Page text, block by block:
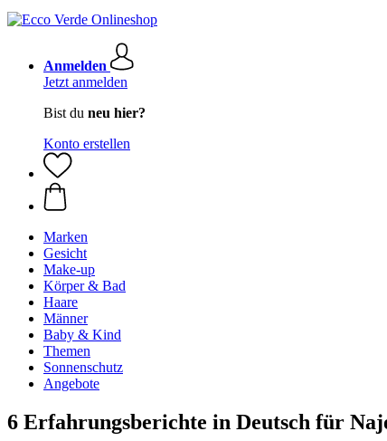
Anmelden
Jetzt anmelden
Bist du neu hier?
Konto erstellen
Marken
Gesicht
Make-up
Körper & Bad
Haare
Männer
Baby & Kind
Themen
Sonnenschutz
Angebote
6 Erfahrungsberichte in Deutsch für